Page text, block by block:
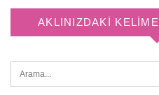
AKLINIZDAKI